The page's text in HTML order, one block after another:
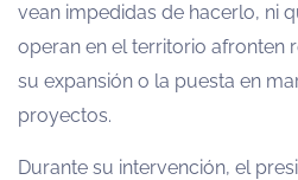
vean impedidas de hacerlo, ni
operan en el territorio afronten
su expansión o la puesta en
proyectos.
Durante su intervención, el